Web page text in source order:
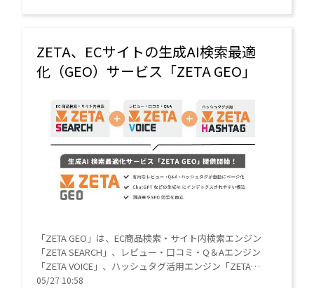
ZETA、ECサイトの生成AI検索最適
化（GEO）サービス「ZETA GEO」
「ZETA GEO」は、EC商品検索・サイト内検索エンジン
「ZETA SEARCH」、レビュー・口コミ・Q＆Aエンジン
「ZETA VOICE」、ハッシュタグ活用エンジン「ZETA
HASHTAG」と組み合わせて、Q＆A一覧ページやLPを自
05/27 10:58